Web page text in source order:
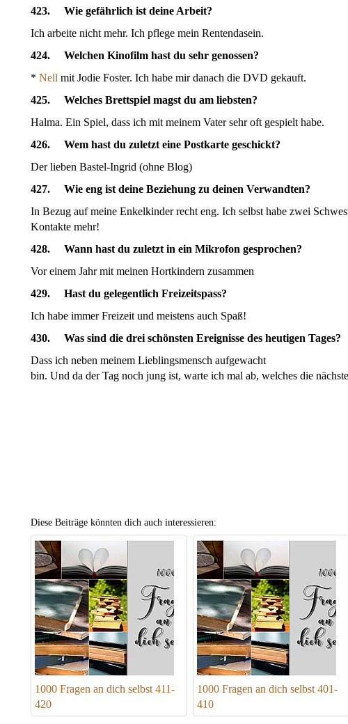
423. Wie gefährlich ist deine Arbeit?
Ich arbeite nicht mehr. Ich pflege mein Rentendasein.
424. Welchen Kinofilm hast du sehr genossen?
* Nell mit Jodie Foster. Ich habe mir danach die DVD gekauft.
425. Welches Brettspiel magst du am liebsten?
Halma. Ein Spiel, dass ich mit meinem Vater sehr oft gespielt habe.
426. Wem hast du zuletzt eine Postkarte geschickt?
Der lieben Bastel-Ingrid (ohne Blog)
427. Wie eng ist deine Beziehung zu deinen Verwandten?
In Bezug auf meine Enkelkinder recht eng. Ich selbst habe zwei
Kontakte mehr!
428. Wann hast du zuletzt in ein Mikrofon gesprochen?
Vor einem Jahr mit meinen Hortkindern zusammen
429. Hast du gelegentlich Freizeitspass?
Ich habe immer Freizeit und meistens auch Spaß!
430. Was sind die drei schönsten Ereignisse des heutigen Tages?
Dass ich neben meinem Lieblingsmensch aufgewacht
bin. Und da der Tag noch jung ist, warte ich mal ab, welches die
Diese Beiträge könnten dich auch interessieren:
1000 Fragen an dich selbst 411-
420
1000 Fragen an dich selbst 401-
410